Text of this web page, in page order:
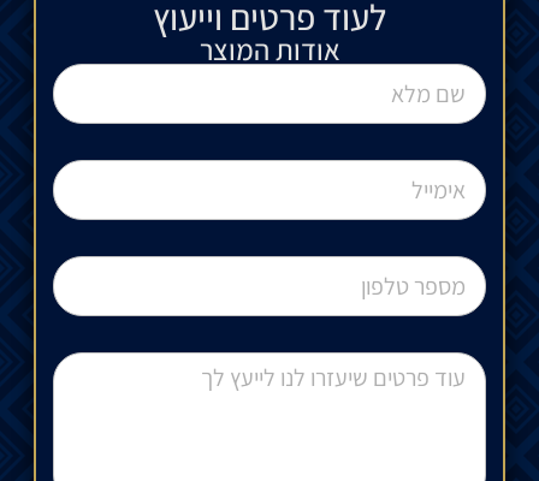
לעוד פרטים וייעוץ​
אודות המוצר